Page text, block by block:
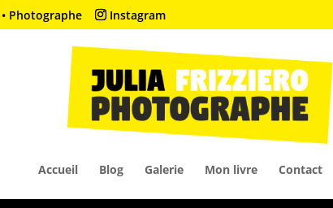
Photographe Instagram
Accueil Blog Galerie Mon livre Contact